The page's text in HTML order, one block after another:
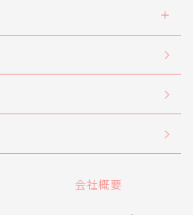
会社概要